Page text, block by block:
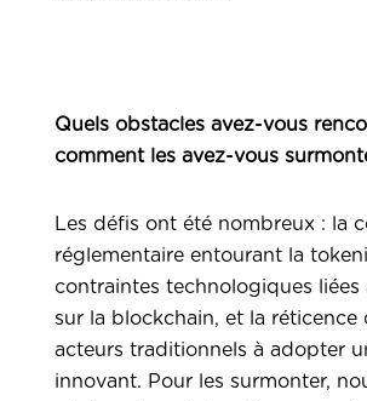
Quels obstacles avez-vous
comment les avez-vous
Les défis ont été nombreux : la
réglementaire entourant la
contraintes technologiques liées
sur la blockchain, et la réticence
acteurs traditionnels à adopter
innovant. Pour les surmonter,